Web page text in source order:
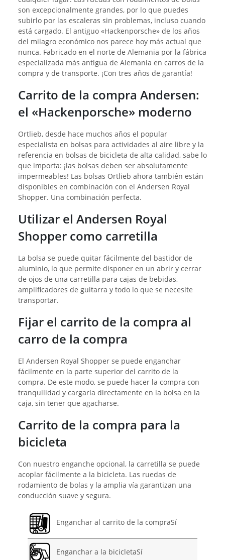
son excepcionalmente grandes, por lo que puedes
subirlo por las escaleras sin problemas, incluso cuando
está cargado. El antiguo «Hackenporsche» de los años
del milagro económico nos parece hoy más actual que
nunca. Fabricado en el norte de Alemania por la fábrica
especializada más antigua de Alemania en carros de la
compra y de transporte. ¡Con tres años de garantía!
Carrito de la compra Andersen:
el «Hackenporsche» moderno
Ortlieb, desde hace muchos años el popular
especialista en bolsas para actividades al aire libre y la
referencia en bolsas de bicicleta de alta calidad, sabe lo
que importa: ¡las bolsas deben ser absolutamente
impermeables! Las bolsas Ortlieb ahora también están
disponibles en combinación con el Andersen Royal
Shopper. Una combinación perfecta.
Utilizar el Andersen Royal
Shopper como carretilla
La bolsa se puede quitar fácilmente del bastidor de
aluminio, lo que permite disponer en un abrir y cerrar
de ojos de una carretilla para cajas de bebidas,
amplificadores de guitarra y todo lo que se necesite
transportar.
Fijar el carrito de la compra al
carro de la compra
El Andersen Royal Shopper se puede enganchar
fácilmente en la parte superior del carrito de la
compra. De este modo, se puede hacer la compra con
tranquilidad y cargarla directamente en la bolsa en la
caja, sin tener que agacharse.
Carrito de la compra para la
bicicleta
Con nuestro enganche opcional, la carretilla se puede
acoplar fácilmente a la bicicleta. Las ruedas de
rodamiento de bolas y la amplia vía garantizan una
conducción suave y segura.
Enganchar al carrito de la compraSí
Enganchar a la bicicletaSí